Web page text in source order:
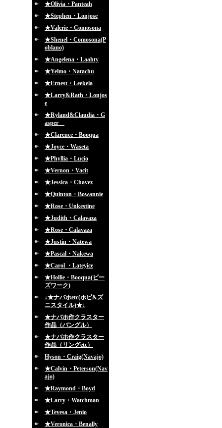
★Olivia・Panteah
★Stephen・Lonjose
★Valerie・Comosona
★Shenel・Comosona(P
oblano)
★Angelena・Laahty
★Yelmo・Natachu
★Ernest・Leekela
★Larry&Rath・Lonjos
e
★Ryland&Claudia・G
asper
★Clarence・Booqua
★Joyce・Waseta
★Phyllia・Lucio
★Vernon・Vacit
★Jessica・Chavez
★Quinton・Bowannie
★Rose・Unkestine
★Judith・Calavaza
★Rose・Calavaza
★Justin・Natewa
★Pascal・Nakewa
★Carol ・Lateyice
★Hollie・Booqua(ビー
ズワーク)
↓★ナバホetc(ホピ&ズ
ニスタイル)★↓
★ナバホ作クラスター
作品（バングル）
★ナバホ作クラスター
作品（リングetc）
Hyson・Craig(Navajo)
★Calvin・Peterson(Nav
ajo)
★Raymond・Boyd
★Larry・Watchman
★Tevesa・Jenio
★Veronica・Benally